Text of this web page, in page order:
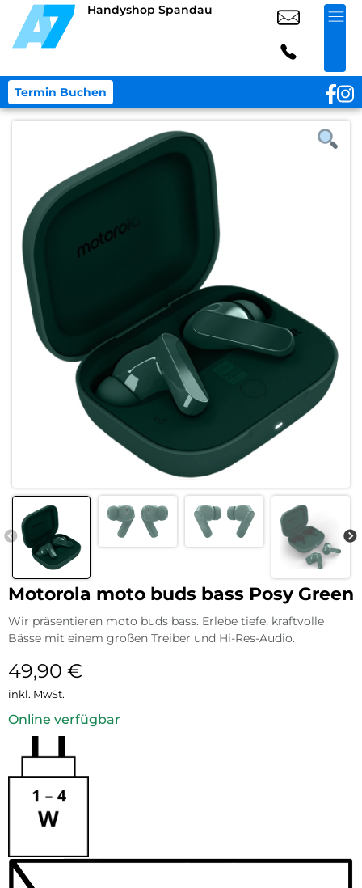
Handyshop Spandau
Termin Buchen
Motorola moto buds bass Posy Green
Wir präsentieren moto buds bass. Erlebe tiefe, kraftvolle
Bässe mit einem großen Treiber und Hi-Res-Audio.
49,90 €
inkl. MwSt.
Online verfügbar